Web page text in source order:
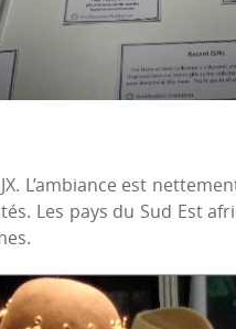
L’ambiance est
Les pays du Sud Est